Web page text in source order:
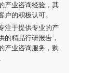
产业咨询经验，其
户的积极认可。
注于提供专业的产
的精品行研报告，
产业咨询服务，购